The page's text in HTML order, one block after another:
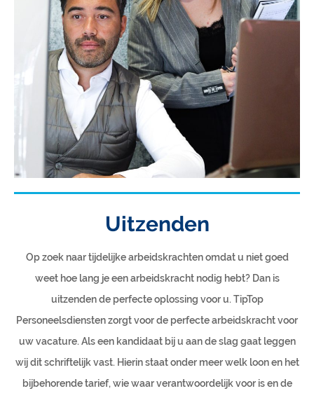
Uitzenden
Op zoek naar tijdelijke arbeidskrachten omdat u niet goed
weet hoe lang je een arbeidskracht nodig hebt? Dan is
uitzenden de perfecte oplossing voor u. TipTop
Personeelsdiensten zorgt voor de perfecte arbeidskracht voor
uw vacature. Als een kandidaat bij u aan de slag gaat leggen
wij dit schriftelijk vast. Hierin staat onder meer welk loon en het
bijbehorende tarief, wie waar verantwoordelijk voor is en de